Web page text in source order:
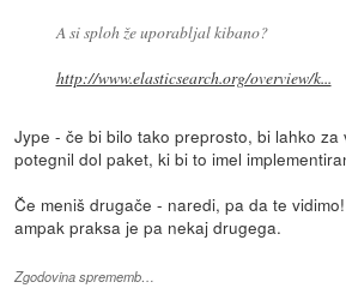
A si sploh že uporabljal kibano?
http://www.elasticsearch.org/overview/k...
Jype - če bi bilo tako preprosto, bi lahko za
potegnil dol paket, ki bi to imel
Če meniš drugače - naredi, pa da te
ampak praksa je pa nekaj drugega.
Zgodovina sprememb…